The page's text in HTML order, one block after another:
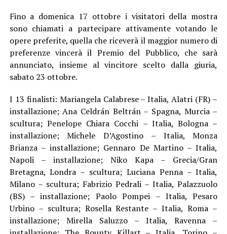
Fino a domenica 17 ottobre i visitatori della mostra
sono chiamati a partecipare attivamente votando le
opere preferite, quella che riceverà il maggior numero di
preferenze vincerà il Premio del Pubblico, che sarà
annunciato, insieme al vincitore scelto dalla giuria,
sabato 23 ottobre.
I 13 finalisti: Mariangela Calabrese – Italia, Alatri (FR) –
installazione; Ana Celdrán Beltrán – Spagna, Murcia –
scultura; Penelope Chiara Cocchi – Italia, Bologna –
installazione; Michele D’Agostino – Italia, Monza
Brianza – installazione; Gennaro De Martino – Italia,
Napoli – installazione; Niko Kapa – Grecia/Gran
Bretagna, Londra – scultura; Luciana Penna – Italia,
Milano – scultura; Fabrizio Pedrali – Italia, Palazzuolo
(BS) – installazione; Paolo Pompei – Italia, Pesaro
Urbino – scultura; Rosella Restante – Italia, Roma –
installazione; Mirella Saluzzo – Italia, Ravenna –